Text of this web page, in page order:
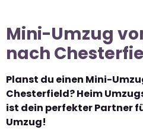
Mini-Umzug
nach
Planst du einen Mini-
Chesterfield? Heim
ist dein perfekter Partner
Umzug!